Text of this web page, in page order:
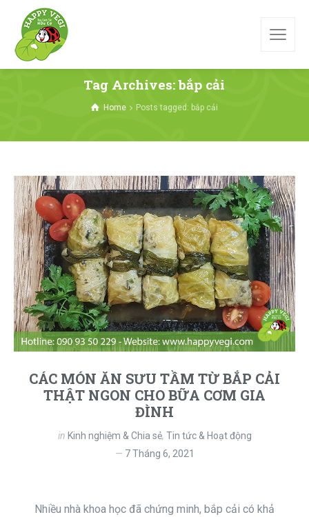
Tag Archives: bắp cải
Home Posts tagged: bắp cải
CÁC MÓN ĂN SƯU TẦM TỪ BẮP CẢI
THẬT NGON CHO BỮA CƠM GIA
ĐÌNH
in Kinh nghiệm & Chia sẻ, Tin tức & Hoạt động
7 Tháng 6, 2021
Nhiều nhà khoa học đã chứng minh, bắp cải có khả